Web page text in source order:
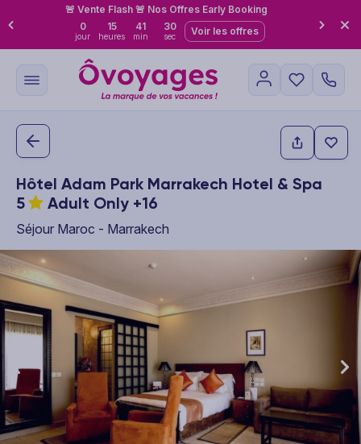
🚨 Vente Flash 🚨 Nos Offres Early Booking
0
jour
15
heures
41
min
28
sec Voir les offres
Hôtel Adam Park Marrakech Hotel & Spa
5
Adult Only +16
Séjour Maroc - Marrakech
This carousel shows one large product image at a time. Use the